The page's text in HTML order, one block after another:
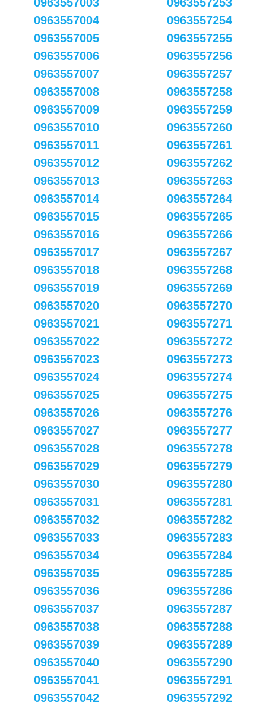
0963557004
0963557005
0963557006
0963557007
0963557008
0963557009
0963557010
0963557011
0963557012
0963557013
0963557014
0963557015
0963557016
0963557017
0963557018
0963557019
0963557020
0963557021
0963557022
0963557023
0963557024
0963557025
0963557026
0963557027
0963557028
0963557029
0963557030
0963557031
0963557032
0963557033
0963557034
0963557035
0963557036
0963557037
0963557038
0963557039
0963557040
0963557041
0963557042
0963557254
0963557255
0963557256
0963557257
0963557258
0963557259
0963557260
0963557261
0963557262
0963557263
0963557264
0963557265
0963557266
0963557267
0963557268
0963557269
0963557270
0963557271
0963557272
0963557273
0963557274
0963557275
0963557276
0963557277
0963557278
0963557279
0963557280
0963557281
0963557282
0963557283
0963557284
0963557285
0963557286
0963557287
0963557288
0963557289
0963557290
0963557291
0963557292